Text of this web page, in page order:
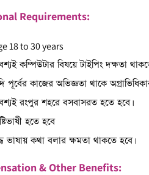
Requirements:
18 to 30 years
কম্পিউটার বিষয়ে টাইপিং দক্ষতা
পূর্বের কাজের অভিজ্ঞতা থাকে
রংপুর শহরে বসবাসরত হতে হবে।
হতে হবে
ভাষায় কথা বলার ক্ষমতা থাকতে হবে।
& Other Benefits: